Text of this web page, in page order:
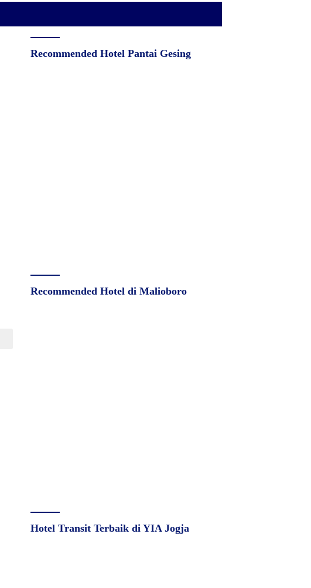
Recommended Hotel Pantai Gesing
Recommended Hotel di Malioboro
Hotel Transit Terbaik di YIA Jogja